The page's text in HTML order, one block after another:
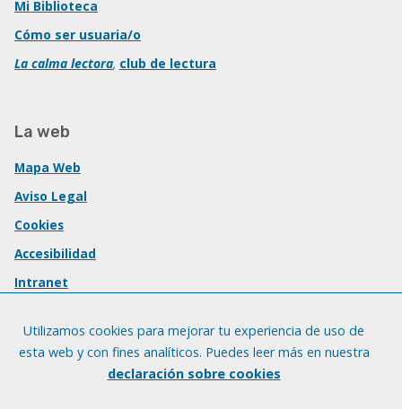
Mi Biblioteca
Cómo ser usuaria/o
La calma lectora, club de lectura
La web
Mapa Web
Aviso Legal
Cookies
Accesibilidad
Intranet
Utilizamos cookies para mejorar tu experiencia de uso de
esta web y con fines analíticos. Puedes leer más en nuestra
declaración sobre cookies